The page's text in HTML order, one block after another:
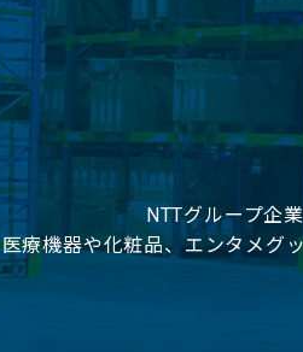
NTTグループ企
医療機器や化粧品、エンタメグ